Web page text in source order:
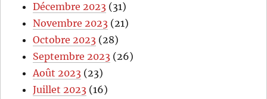
Décembre 2023 (31)
Novembre 2023 (21)
Octobre 2023 (28)
Septembre 2023 (26)
Août 2023 (23)
Juillet 2023 (16)